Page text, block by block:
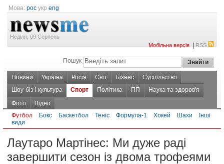
Мова: рос укр eng
Неділя, 09 Серпень
Мобільна версія|RSS
Пошук
Новини Україна Росія Світ Бізнес
Суспільство
Шоу-біз і культура
Спорт Політика ПП
Наука та здоров'я
Фото
Відео
Футбол
Бокс Баскетбол Теніс Формула-1 Хокей Шахи
Інші
види
Лаутаро Мартінес: Ми дуже раді
завершити сезон із двома трофеями